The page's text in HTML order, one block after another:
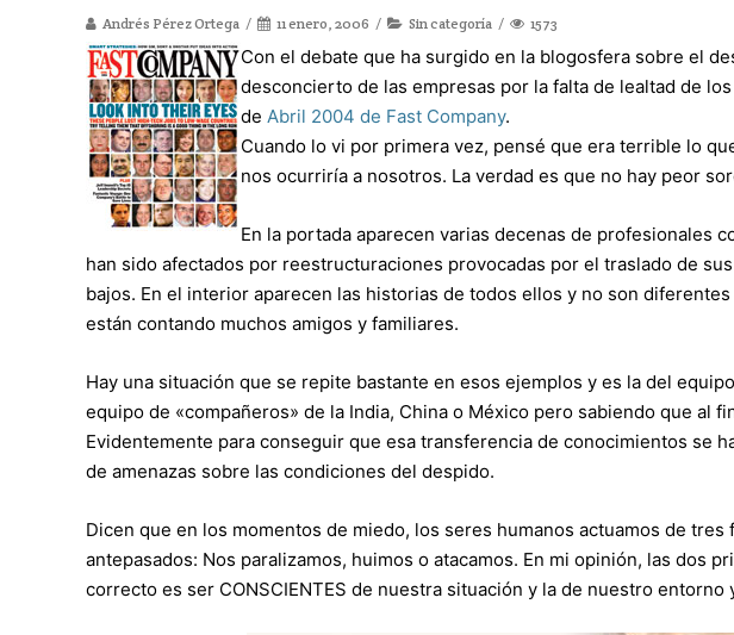
Andrés Pérez Ortega 11 enero, 2006 Sin categoría 1573
Con el debate que ha surgido en la blogosfera sobre el
desconcierto de las empresas por la falta de lealtad de
de Abril 2004 de Fast Company.
Cuando lo vi por primera vez, pensé que era terrible lo
nos ocurriría a nosotros. La verdad es que no hay peor
En la portada aparecen varias decenas de profesionales
han sido afectados por reestructuraciones provocadas por el traslado de
bajos. En el interior aparecen las historias de todos ellos y no son
están contando muchos amigos y familiares.
Hay una situación que se repite bastante en esos ejemplos y es la del
equipo de «compañeros» de la India, China o México pero sabiendo que al
Evidentemente para conseguir que esa transferencia de conocimientos se
de amenazas sobre las condiciones del despido.
Dicen que en los momentos de miedo, los seres humanos actuamos de
antepasados: Nos paralizamos, huimos o atacamos. En mi opinión, las dos
correcto es ser CONSCIENTES de nuestra situación y la de nuestro entorno